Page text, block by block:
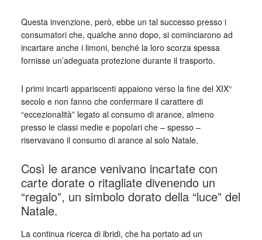
Questa invenzione, però, ebbe un tal successo presso i
consumatori che, qualche anno dopo, si cominciarono ad
incartare anche i limoni, benché la loro scorza spessa
fornisse un’adeguata protezione durante il trasporto.
I primi incarti appariscenti appaiono verso la fine del XIX°
secolo e non fanno che confermare il carattere di
“eccezionalità” legato al consumo di arance, almeno
presso le classi medie e popolari che – spesso –
riservavano il consumo di arance al solo Natale.
Così le arance venivano incartate con
carte dorate o ritagliate divenendo un
“regalo”, un simbolo dorato della “luce” del
Natale.
La continua ricerca di ibridi, che ha portato ad un